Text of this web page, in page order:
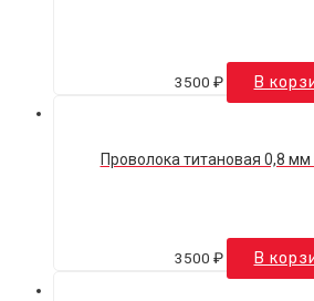
3500 ₽ В
Проволока титановая 0,8
3500 ₽ В